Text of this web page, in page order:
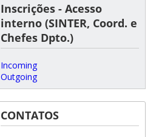
Inscrições - Acesso
interno (SINTER, Coord. e
Chefes Dpto.)
Incoming
Outgoing
CONTATOS